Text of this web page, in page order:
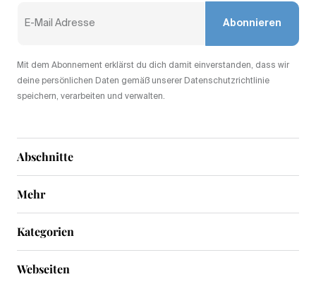
Abschnitte
Mehr
Abonnieren
Mit dem Abonnement erklärst du dich damit einverstanden, dass wir
deine persönlichen Daten gemäß unserer Datenschutzrichtlinie
speichern, verarbeiten und verwalten.
Kategorien
Webseiten